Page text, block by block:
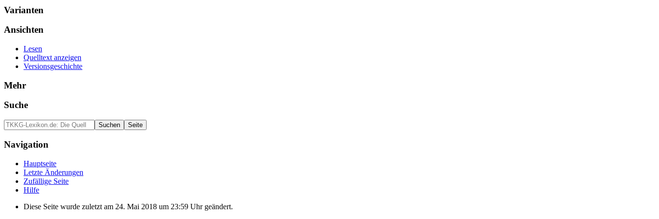
Varianten
Ansichten
Lesen
Quelltext anzeigen
Versionsgeschichte
Mehr
Suche
Navigation
Hauptseite
Letzte Änderungen
Zufällige Seite
Hilfe
Diese Seite wurde zuletzt am 24. Mai 2018 um 23:59 Uhr geändert.